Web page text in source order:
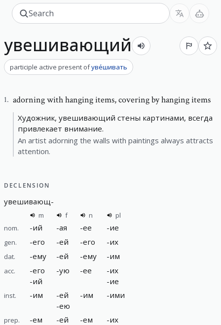
увешивающий
participle active present ofуве́шивать
1. adorning with hanging items,covering by hanging items
Художник, увешивающий стены картинами, всегда
привлекает внимание.
An artist adorning the walls with paintings always attracts
attention.
DECLENSION
увешивающ-
m f n
pl
nom.
-ий -ая -ее -ие
gen. -его -ей -его -их
dat. -ему -ей -ему -им
acc. -его
-ий
-ую -ее -их
-ие
inst. -им -ей
-ею
-им -ими
prep. -ем -ей -ем -их